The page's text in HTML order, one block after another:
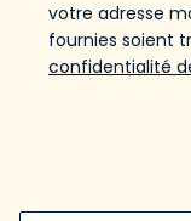
votre adresse
fournies soient
confidentialité